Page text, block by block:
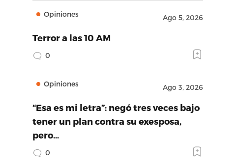
Opiniones Ago 5, 2026
Terror a las 10 AM
0
Opiniones Ago 3, 2026
“Esa es mi letra”: negó tres veces bajo
tener un plan contra su exesposa,
pero…
0